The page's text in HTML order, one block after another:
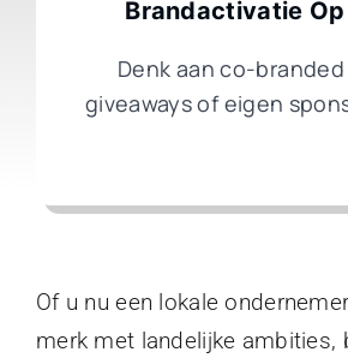
Brandactivatie
Denk aan co-
giveaways of eigen
Of u nu een lokale
merk met landelijke ambities,